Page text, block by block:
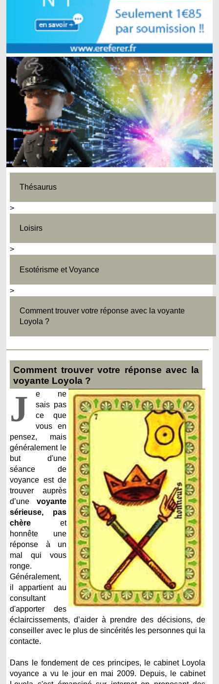
Thésaurus
>
Loisirs
>
Esotérisme et Voyance
>
Comment trouver votre réponse avec la voyante
Loyola ?
Comment trouver votre réponse avec la
voyante Loyola ?
J
e ne
sais pas
ce que
vous en
pensez, mais
généralement le
but d'une
séance de
voyance est de
trouver auprès
d’une voyante
sérieuse, pas
chère et
honnête une
réponse à un
mal qui vous
ronge.
Généralement,
il appartient au
consultant
d'apporter des
éclaircissements, d’aider à prendre des décisions, de
conseiller avec le plus de sincérités les personnes qui la
contacte.
Dans le fondement de ces principes, le cabinet Loyola
voyance a vu le jour en mai 2009. Depuis, le cabinet